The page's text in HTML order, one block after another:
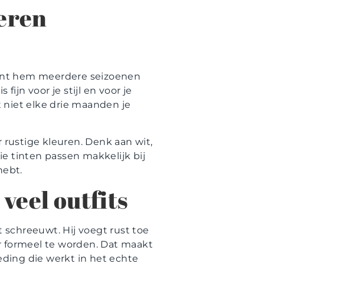
hem meerdere seizoenen
fijn voor je stijl en voor je
elke drie maanden je
kleuren. Denk aan wit,
tinten passen makkelijk bij
veel outfits
schreeuwt. Hij voegt rust toe
te worden. Dat maakt
die werkt in het echte